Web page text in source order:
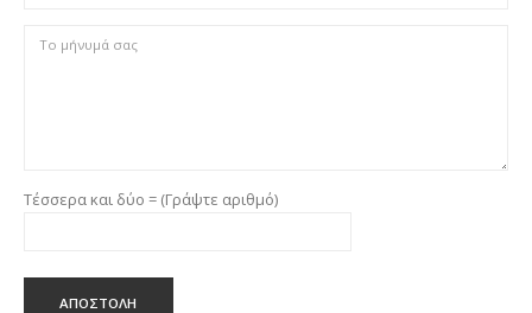
Τέσσερα και δύο = (Γράψτε αριθμό)
ΑΠΟΣΤΟΛΗ